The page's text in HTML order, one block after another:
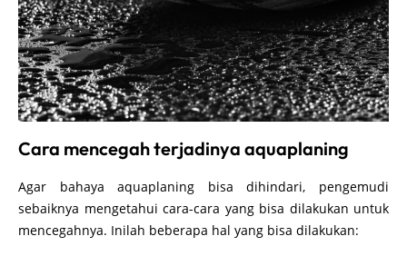
Cara mencegah terjadinya aquaplaning
Agar bahaya aquaplaning bisa dihindari, pengemudi
sebaiknya mengetahui cara-cara yang bisa dilakukan untuk
mencegahnya. Inilah beberapa hal yang bisa dilakukan: